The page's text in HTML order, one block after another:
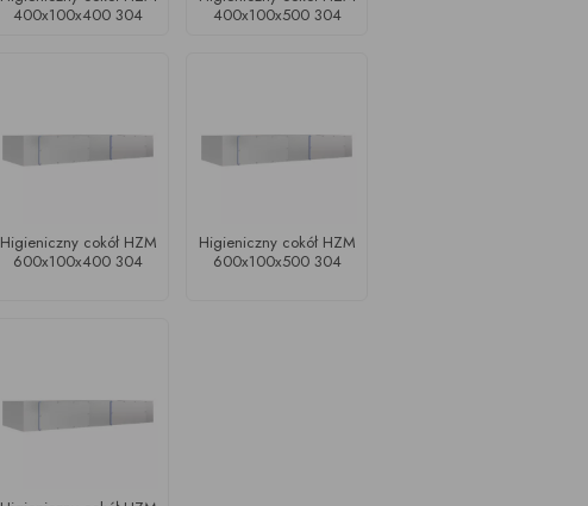
400x100x400 304
400x100x500 304
Higieniczny cokół HZM
600x100x400 304
Higieniczny cokół HZM
600x100x500 304